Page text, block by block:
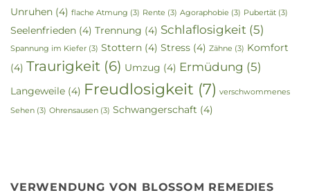
Unruhen (4) flache Atmung (3) Rente (3) Agoraphobie (3) Pubertät (3)
Seelenfrieden (4) Trennung (4) Schlaflosigkeit (5)
Spannung im Kiefer (3) Stottern (4) Stress (4) Zähne (3) Komfort
(4) Traurigkeit (6) Umzug (4) Ermüdung (5)
Langeweile (4) Freudlosigkeit (7) verschwommenes
Sehen (3) Ohrensausen (3) Schwangerschaft (4)
VERWENDUNG VON BLOSSOM REMEDIES